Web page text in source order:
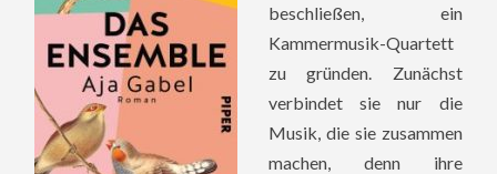
beschließen, ein
Kammermusik-Quartett
zu gründen. Zunächst
verbindet sie nur die
Musik, die sie zusammen
machen, denn ihre